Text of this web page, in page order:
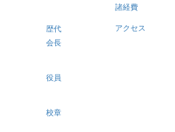
歴代
会長
役員
校章
諸経費
アクセス